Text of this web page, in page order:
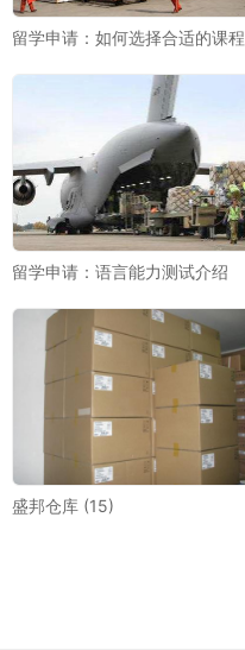
留学申请：如何选择合适的课程
留学申请：语言能力测试介绍
盛邦仓库 (15)